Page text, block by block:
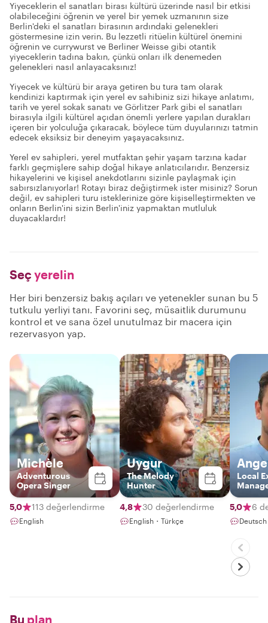
Yiyeceklerin el sanatları birası kültürü üzerinde nasıl bir etkisi
olabileceğini öğrenin ve yerel bir yemek uzmanının size
Berlin'deki el sanatları birasının ardındaki gelenekleri
göstermesine izin verin. Bu lezzetli ritüelin kültürel önemini
öğrenin ve currywurst ve Berliner Weisse gibi otantik
yiyeceklerin tadına bakın, çünkü onları ilk denemeden
gelenekleri nasıl anlayacaksınız!
Yiyecek ve kültürü bir araya getiren bu tura tam olarak
kendinizi kaptırmak için yerel ev sahibiniz sizi hikaye anlatımı,
tarih ve yerel sokak sanatı ve Görlitzer Park gibi el sanatları
birasıyla ilgili kültürel açıdan önemli yerlere yapılan durakları
içeren bir yolculuğa çıkaracak, böylece tüm duyularınızı tatmin
edecek eksiksiz bir deneyim yaşayacaksınız.
Yerel ev sahipleri, yerel mutfaktan şehir yaşam tarzına kadar
farklı geçmişlere sahip doğal hikaye anlatıcılarıdır. Benzersiz
hikayelerini ve kişisel anekdotlarını sizinle paylaşmak için
sabırsızlanıyorlar! Rotayı biraz değiştirmek ister misiniz? Sorun
değil, ev sahipleri turu isteklerinize göre kişiselleştirmekten ve
onların Berlin'ini sizin Berlin'iniz yapmaktan mutluluk
duyacaklardır!
Seç yerelin
Her biri benzersiz bakış açıları ve yetenekler sunan bu 5
tutkulu yerliyi tanı. Favorini seç, müsaitlik durumunu
kontrol et ve sana özel unutulmaz bir macera için
rezervasyon yap.
Michèle
Adventurous
Opera Singer
5,0 113 değerlendirme
English
Uygur
The Melody
Hunter
4,8 30 değerlendirme
English・Türkçe
Local
5,0 6
Bu plan